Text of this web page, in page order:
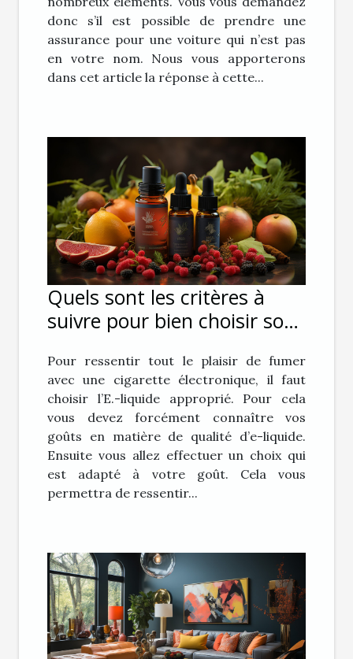
donc s’il est possible de prendre une
assurance pour une voiture qui n’est pas
en votre nom. Nous vous apporterons
dans cet article la réponse à cette...
Quels sont les critères à
suivre pour bien choisir son
électronique ?
Pour ressentir tout le plaisir de fumer
avec une cigarette électronique, il faut
choisir l’E.-liquide approprié. Pour cela
vous devez forcément connaître vos
goûts en matière de qualité d’e-liquide.
Ensuite vous allez effectuer un choix qui
est adapté à votre goût. Cela vous
permettra de ressentir...